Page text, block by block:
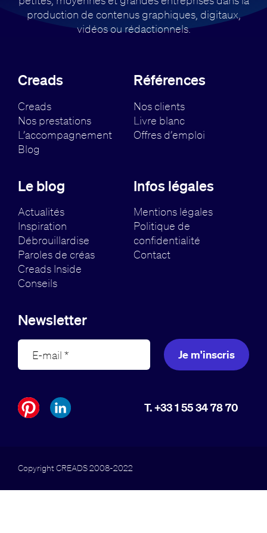
production de contenus graphiques, digitaux,
vidéos ou rédactionnels.
Creads
Creads
Nos prestations
L’accompagnement
Blog
Références
Nos clients
Livre blanc
Offres d’emploi
Le blog
Actualités
Inspiration
Débrouillardise
Paroles de créas
Creads Inside
Conseils
Infos légales
Mentions légales
Politique de
confidentialité
Contact
Newsletter
Je m'inscris
T. +33 1 55 34 78 70
Copyright CREADS 2008-2022